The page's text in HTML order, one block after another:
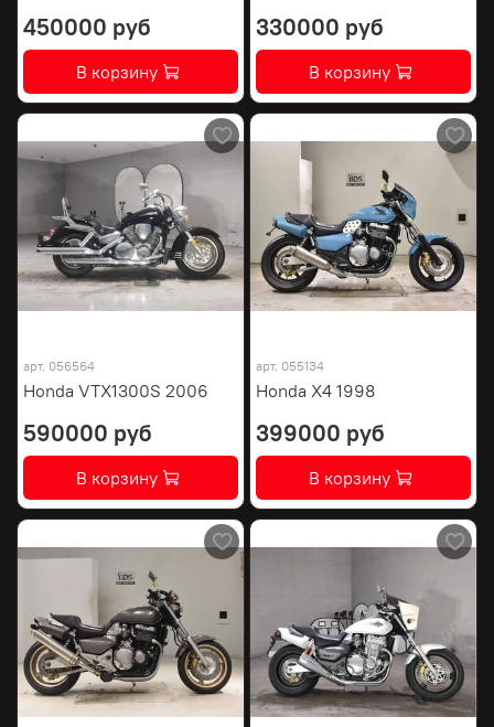
450000 руб
В корзину
330000 руб
В корзину
арт. 056564
Honda VTX1300S 2006
590000 руб
В корзину
арт. 055134
Honda X4 1998
399000 руб
В корзину